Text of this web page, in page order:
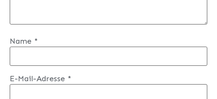
Name *
E-Mail-Adresse *